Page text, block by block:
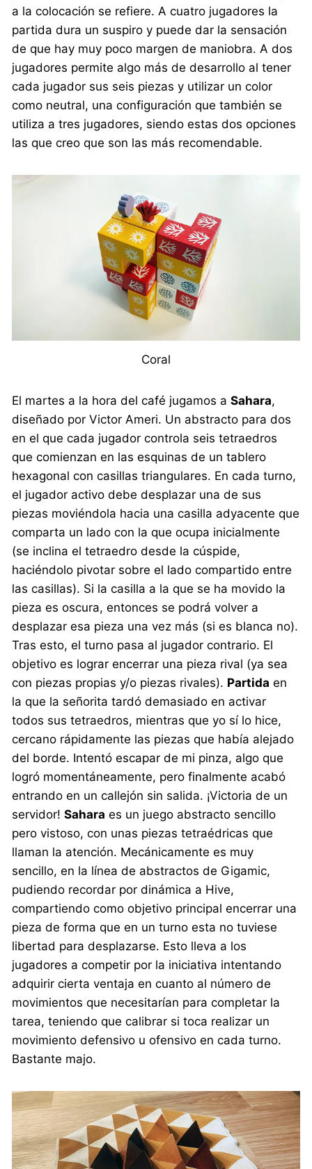
a la colocación se refiere. A cuatro jugadores la
partida dura un suspiro y puede dar la sensación
de que hay muy poco margen de maniobra. A dos
jugadores permite algo más de desarrollo al tener
cada jugador sus seis piezas y utilizar un color
como neutral, una configuración que también se
utiliza a tres jugadores, siendo estas dos opciones
las que creo que son las más recomendable.
Coral
El martes a la hora del café jugamos aSahara,
diseñado por Victor Ameri. Un abstracto para dos
en el que cada jugador controla seis tetraedros
que comienzan en las esquinas de un tablero
hexagonal con casillas triangulares. En cada turno,
el jugador activo debe desplazar una de sus
piezas moviéndola hacia una casilla adyacente que
comparta un lado con la que ocupa inicialmente
(se inclina el tetraedro desde la cúspide,
haciéndolo pivotar sobre el lado compartido entre
las casillas). Si la casilla a la que se ha movido la
pieza es oscura, entonces se podrá volver a
desplazar esa pieza una vez más (si es blanca no).
Tras esto, el turno pasa al jugador contrario. El
objetivo es lograr encerrar una pieza rival (ya sea
con piezas propias y/o piezas rivales). Partida en
la que la señorita tardó demasiado en activar
todos sus tetraedros, mientras que yo sí lo hice,
cercano rápidamente las piezas que había alejado
del borde. Intentó escapar de mi pinza, algo que
logró momentáneamente, pero finalmente acabó
entrando en un callejón sin salida. ¡Victoria de un
servidor!Sahara es un juego abstracto sencillo
pero vistoso, con unas piezas tetraédricas que
llaman la atención. Mecánicamente es muy
sencillo, en la línea de abstractos de Gigamic,
pudiendo recordar por dinámica a Hive,
compartiendo como objetivo principal encerrar una
pieza de forma que en un turno esta no tuviese
libertad para desplazarse. Esto lleva a los
jugadores a competir por la iniciativa intentando
adquirir cierta ventaja en cuanto al número de
movimientos que necesitarían para completar la
tarea, teniendo que calibrar si toca realizar un
movimiento defensivo u ofensivo en cada turno.
Bastante majo.